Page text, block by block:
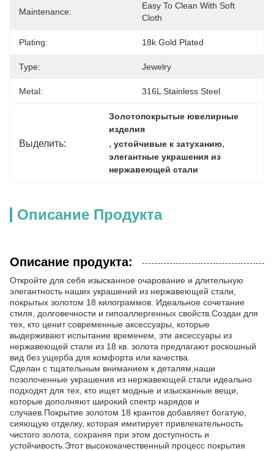
Maintenance:
Easy To Clean With Soft
Cloth
Plating: 18k Gold Plated
Type: Jewelry
Metal: 316L Stainless Steel
Выделить:
Золотопокрытые ювелирные
изделия
, устойчивые к затуханию,
элегантные украшения из
нержавеющей стали
Описание Продукта
Описание продукта:
Откройте для себя изысканное очарование и длительную
элегантность наших украшений из нержавеющей стали,
покрытых золотом 18 килограммов. Идеальное сочетание
стиля, долговечности и гипоаллергенных свойств.Создан для
тех, кто ценит современные аксессуары, которые
выдерживают испытание временем, эти аксессуары из
нержавеющей стали из 18 кв. золота предлагают роскошный
вид без ущерба для комфорта или качества.
Сделан с тщательным вниманием к деталям,наши
позолоченные украшения из нержавеющей стали идеально
подходят для тех, кто ищет модные и изысканные вещи,
которые дополняют широкий спектр нарядов и
случаев.Покрытие золотом 18 крантов добавляет богатую,
сияющую отделку, которая имитирует привлекательность
чистого золота, сохраняя при этом доступность и
устойчивость.Этот высококачественный процесс покрытия